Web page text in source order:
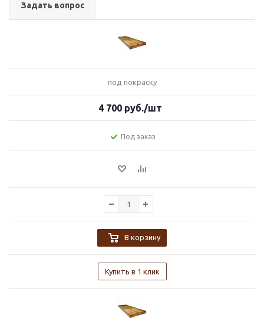
Задать вопрос
под покраску
4 700руб./шт
Под заказ
В корзину
Купить в 1 клик